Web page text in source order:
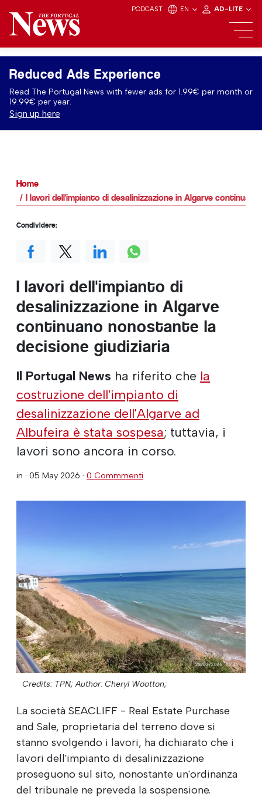
PODCAST EN AD-LITE
Reduced Ads Experience
Read The Portugal News with fewer ads for 1.99€ per month or
19.99€ per year.
Sign up here
Home
I lavori dell'impianto di desalinizzazione in Algarve
I lavori dell'impianto di
desalinizzazione in Algarve
continuano nonostante la
decisione giudiziaria
Il Portugal News ha riferito che la
costruzione dell'impianto di
desalinizzazione dell'Algarve ad
Albufeira è stata sospesa; tuttavia, i
lavori sono ancora in corso.
in · 05 May 2026 · 0 Commmenti
Credits: TPN; Author: Cheryl Wootton;
La società SEACLIFF - Real Estate Purchase
and Sale, proprietaria del terreno dove si
stanno svolgendo i lavori, ha dichiarato che i
lavori dell'impianto di desalinizzazione
proseguono sul sito, nonostante un'ordinanza
del tribunale ne preveda la sospensione.
Condividere: